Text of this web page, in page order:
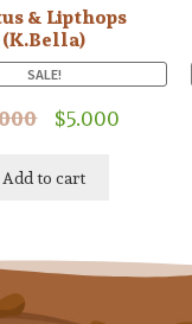
& Lipthops
(K.Bella)
SALE!
$5.000
Add to cart